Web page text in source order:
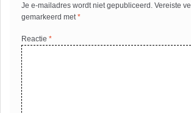
Je e-mailadres wordt niet gepubliceerd. Vereiste
gemarkeerd met*
Reactie*